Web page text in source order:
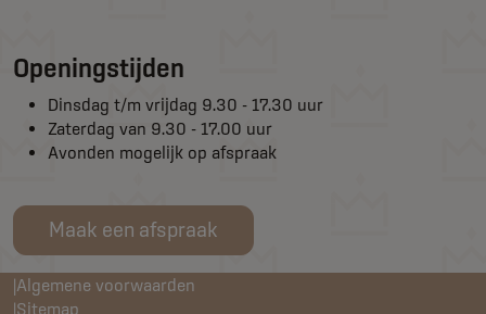
Openingstijden
Dinsdag t/m vrijdag 9.30 - 17.30 uur
Zaterdag van 9.30 - 17.00 uur
Avonden mogelijk op afspraak
Maak een afspraak
Algemene voorwaarden
Sitemap